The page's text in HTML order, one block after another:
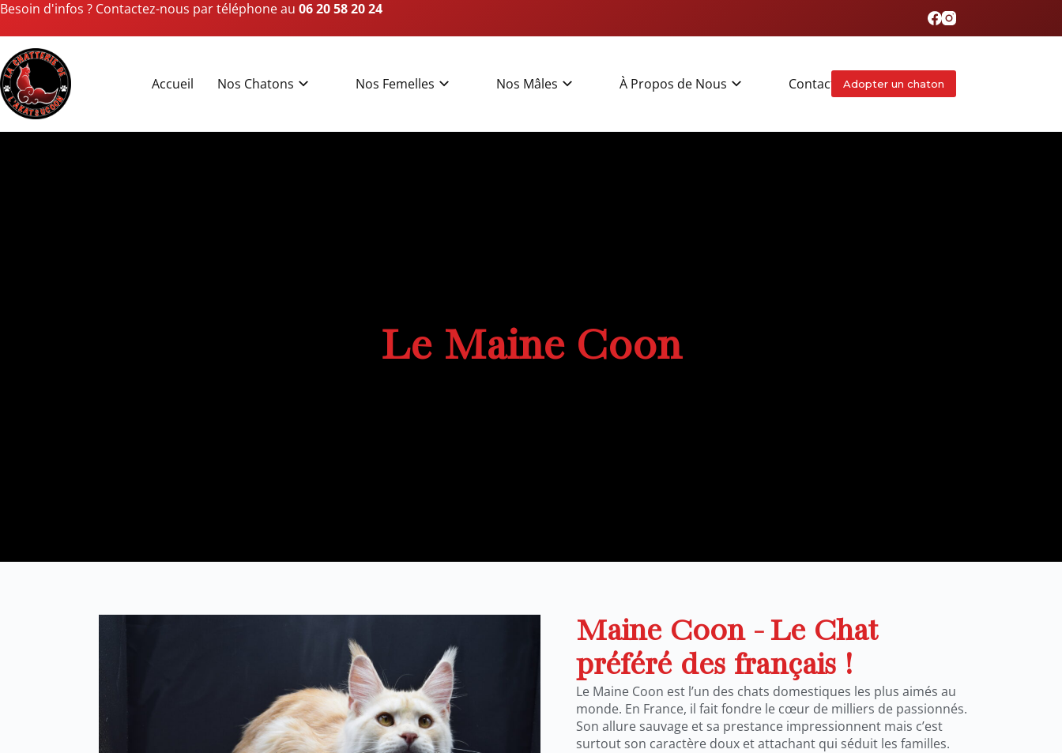
Besoin d'infos ? Contactez-nous par téléphone au 06 20 58 20 24
Accueil Nos Chatons Nos Femelles Nos Mâles À Propos de Nous Contact Adopter un chaton
Le Maine Coon
Maine Coon - Le Chat
préféré des français !
Le Maine Coon est l’un des chats domestiques les plus aimés au
monde. En France, il fait fondre le cœur de milliers de passionnés.
Son allure sauvage et sa prestance impressionnent mais c’est
surtout son caractère doux et attachant qui séduit les familles.